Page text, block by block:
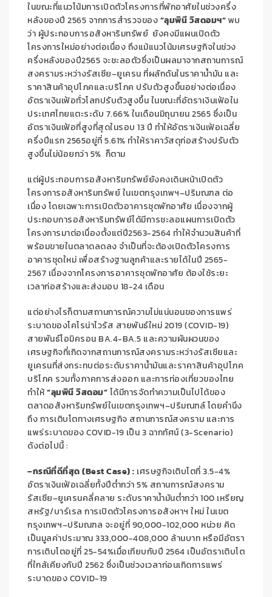
ในขณะที่แนวโน้มการเปิดตัวโครงการที่พักอาศัยในช่วงครึ่ง
หลังของปี 2565 จากการสำรวจของ“ลุมพินี วิสดอมฯ”พบ
ว่า ผู้ประกอบการอสังหาริมทรัพย์ ยังคงมีแผนเปิดตัว
โครงการใหม่อย่างต่อเนื่อง ถึงแม้แนวโน้มเศรษฐกิจในช่วง
ครึ่งหลังของปี2565 จะชะลอตัวซึ่งเป็นผลมาจากสถานการณ์
สงครามระหว่างรัสเซีย–ยูเครน ที่ผลักดันในราคาน้ำมัน และ
ราคาสินค้าอุปโภคและบริโภค ปรับตัวสูงขึ้นอย่างต่อเนื่อง
อัตราเงินเฟ้อทั่วโลกปรับตัวสูงขึ้น ในขณะที่อัตราเงินเฟ้อใน
ประเทศไทยแตะระดับ 7.66%ในเดือนมิถุนายน2565 ซึ่งเป็น
อัตราเงินเฟ้อที่สูงที่สุดในรอบ 13 ปี ทำให้อัตราเงินเฟ้อเฉลี่ย
ครึ่งปีแรก2565อยู่ที่5.61% ทำให้ราคาวัสดุก่อสร้างปรับตัว
สูงขึ้นไม่น้อยกว่า5% ก็ตาม
แต่ผู้ประกอบการอสังหาริมทรัพย์ยังคงเดินหน้าเปิดตัว
โครงการอสังหาริมทรัพย์ ในเขตกรุงเทพฯ–ปริมณฑล ต่อ
เนื่อง โดยเฉพาะการเปิดตัวอาคารชุดพักอาศัย เนื่องจากผู้
ประกอบการอสังหาริมทรัพย์ได้มีการชะลอแผนการเปิดตัว
โครงการมาต่อเนื่องตั้งแต่ปี2563-2564 ทำให้จำนวนสินค้าที่
พร้อมขายในตลาดลดลง จำเป็นที่จะต้องเปิดตัวโครงการ
อาคารชุดใหม่ เพื่อสร้างฐานลูกค้าและรายได้ในปี 2565-
2567 เนื่องจากโครงการอาคารชุดพักอาศัย ต้องใช้ระยะ
เวลาก่อสร้างและส่งมอบ 18-24 เดือน
แต่อย่างไรก็ตามสถานการณ์ความไม่แน่นอนของการแพร่
ระบาดของโคโรน่าไวรัส สายพันธ์ใหม่2019(COVID-19)
สายพันธ์โอมิครอนBA.4-BA.5 และความผันผวนของ
เศรษฐกิจที่เกิดจากสถานการณ์สงครามระหว่างรัสเซียและ
ยูเครนที่ส่งกระทบต่อระดับราคาน้ำมันและราคาสินค้าอุปโภค
บริโภค รวมทั้งภาคการส่งออก และการท่องเที่ยวของไทย
ทำให้“ลุมพินี วิสดอม”ได้มีการจัดทำความเป็นไปได้ของ
ตลาดอสังหาริมทรัพย์ในเขตกรุงเทพฯ–ปริมณฑล์ โดยคำนึง
ถึง การเติบโตทางเศรษฐกิจ สถานการณ์สงคราม และการ
แพร่ระบาดของCOVID-19 เป็น3 ฉากทัศน์ (3-Scenario)
ดังต่อไปนี้:
–กรณีที่ดีที่สุด (Best Case) : เศรษฐกิจเติบโตที่3.5-4%
อัตราเงินเฟ้อเฉลี่ยทั้งปีต่ำกว่า5% สถานการณ์สงคราม
รัสเซีย–ยูเครนคลี่คลาย ระดับราคาน้ำมันต่ำกว่า100 เหรียญ
สหรัฐ/บาร์เรล การเปิดตัวโครงการอสังหาฯ ใหม่ ในเขต
กรุงเทพฯ–ปริมณฑล จะอยู่ที่90,000-102,000 หน่วย คิด
เป็นมูลค่าประมาณ333,000-408,000 ล้านบาท หรือมีอัตรา
การเติบโตอยู่ที่25-54%เมื่อเทียบกับปี 2564 เป็นอัตราเติบโต
ที่ใกล้เคียงกับปี 2562 ซึ่งเป็นช่วงเวลาก่อนเกิดการแพร่
ระบาดของCOVID-19